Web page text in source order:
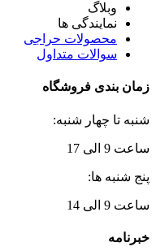
وبلاگ
نمایندگی ها
محصولات حراجی
سوالات متداول
زمان بندی فروشگاه
شنبه تا چهار شنبه:
ساعت 9 الی 17
پنج شنبه ها:
ساعت 9 الی 14
خبرنامه